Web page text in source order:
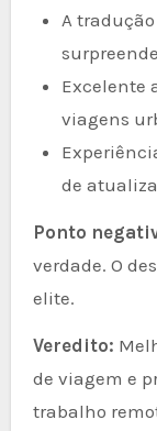
A
Excelente
viagens
de
Ponto
verdade. O
elite.
Veredito:
de viagem e
trabalho